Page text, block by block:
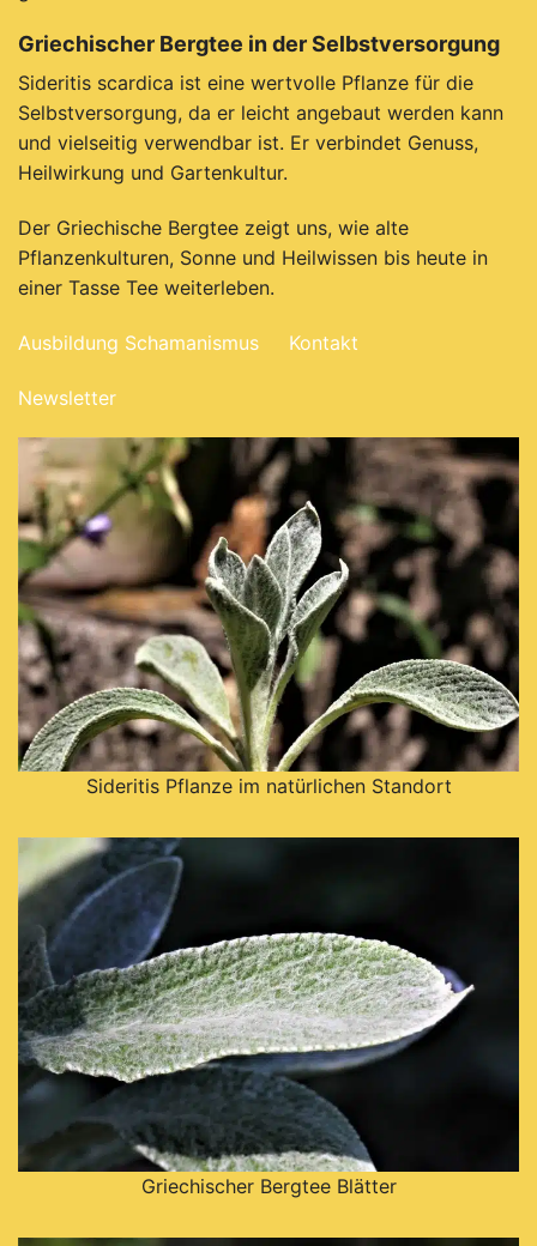
Griechischer Bergtee in der Selbstversorgung
Sideritis scardica ist eine wertvolle Pflanze für die
Selbstversorgung, da er leicht angebaut werden kann
und vielseitig verwendbar ist. Er verbindet Genuss,
Heilwirkung und Gartenkultur.
Der Griechische Bergtee zeigt uns, wie alte
Pflanzenkulturen, Sonne und Heilwissen bis heute in
einer Tasse Tee weiterleben.
Ausbildung Schamanismus Kontakt
Newsletter
Sideritis Pflanze im natürlichen Standort
Griechischer Bergtee Blätter